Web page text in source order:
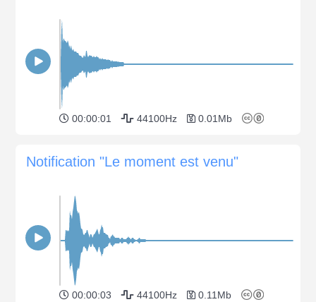
00:00:01 44100Hz 0.01Mb
Notification "Le moment est venu"
00:00:03 44100Hz 0.11Mb